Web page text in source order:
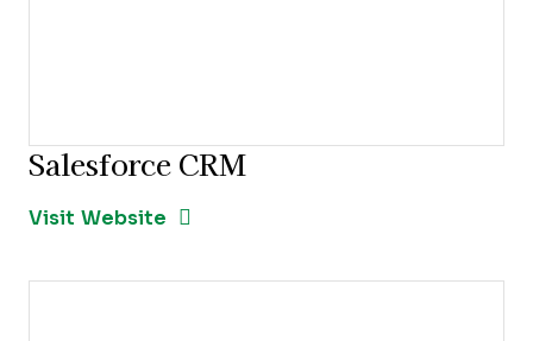
Salesforce CRM
Visit Website Opens New Window